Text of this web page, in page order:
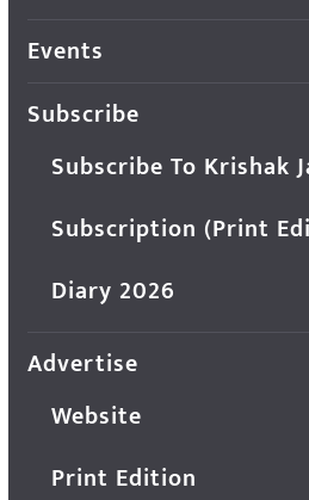
Events
Subscribe
Subscribe To Krishak
Subscription (Print
Diary 2026
Advertise
Website
Print Edition